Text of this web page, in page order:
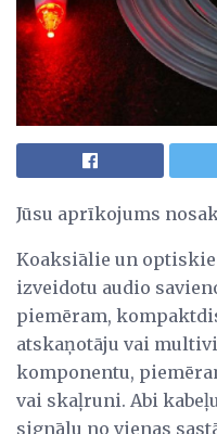
Jūsu aprīkojums
Koaksiālie un
izveidotu audio
piemēram,
atskaņotāju vai
komponentu,
vai skaļruni. Abi
signālu no vienas